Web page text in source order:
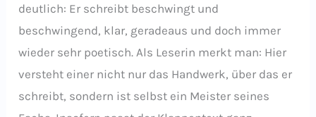
deutlich: Er schreibt beschwingt und
beschwingend, klar, geradeaus und doch immer
wieder sehr poetisch. Als Leserin merkt man: Hier
versteht einer nicht nur das Handwerk, über das er
schreibt, sondern ist selbst ein Meister seines